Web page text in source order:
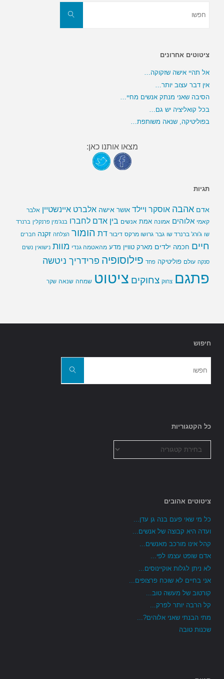
חפשו
ציטוטים אחרונים
אל תהיי אישה שזקוקה…
אין דבר עצוב יותר…
הסיבה שאני מנתק אנשים מחיי…
בכל קואליציה יש גם…
בפוליטיקה, שנאה משותפת…
מצאו אותנו כאן:
תגיות
אדם אהבה אוסקר ויילד אושר אישה אלברט איינשטיין אלבר
קאמי אלוהים אמונה אמת אנשים בין אדם לחברו בנג'מין פרנקלין ברנרד
שו ג'ורג' ברנרד שו גבר גרושו מרקס דיבור דת הומור הצלחה זקנה חברים
חיים חכמה ילדים מארק טוויין מדע מהאטמה גנדי מוות נישואין נשים
סנקה עולם פוליטיקה פחד פילוסופיה פרידריך ניטשה
פתגם צחוק צחוקים ציטוט שמחה שנאה שקר
חיפוש
חפשו
כל הקטגוריות
הקטגוריות
ציטוטים אהובים
כל מי שאי פעם בנה גן עדן...
ועדה היא קבוצה של אנשים...
קהל אינו מורכב מאנשים...
אדם שופט עצמו לפי...
לא ניתן לגלות אוקיינוסים...
אני בחיים לא שוכח פרצופים...
קורטוב של מעשה טוב...
קל הרבה יותר לפרק...
מתי הבנתי שאני אלוהים?...
שכנות טובה